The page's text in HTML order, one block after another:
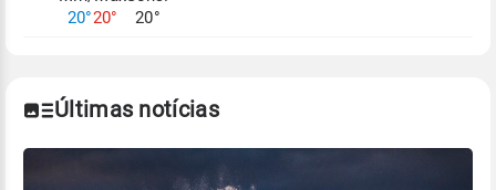
20°20°
20°
Últimas notícias